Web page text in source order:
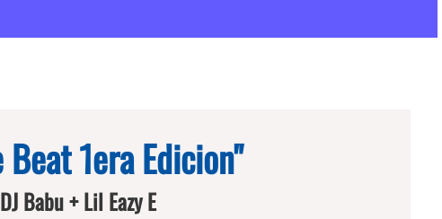
1era Edicion"
Babu + Lil Eazy E